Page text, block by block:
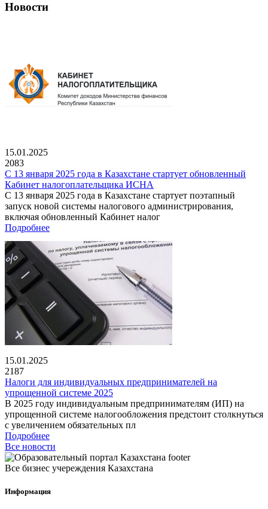
Новости
15.01.2025
2083
С 13 января 2025 года в Казахстане стартует обновленный
Кабинет налогоплательщика ИСНА
С 13 января 2025 года в Казахстане стартует поэтапный
запуск новой системы налогового администрирования,
включая обновленный Кабинет налог
Подробнее
15.01.2025
2187
Налоги для индивидуальных предпринимателей на
упрощенной системе 2025
В 2025 году индивидуальным предпринимателям (ИП) на
упрощенной системе налогообложения предстоит столкнуться
с увеличением обязательных пл
Подробнее
Все новости
Все бизнес учереждения Казахстана
Информация